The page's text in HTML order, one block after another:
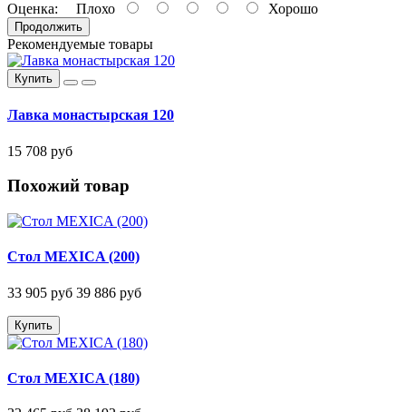
Оценка: Плохо Хорошо
Продолжить
Рекомендуемые товары
Купить
Лавка монастырская 120
15 708 руб
Похожий товар
Стол MEXICA (200)
33 905 руб 39 886 руб
Купить
Стол MEXICA (180)